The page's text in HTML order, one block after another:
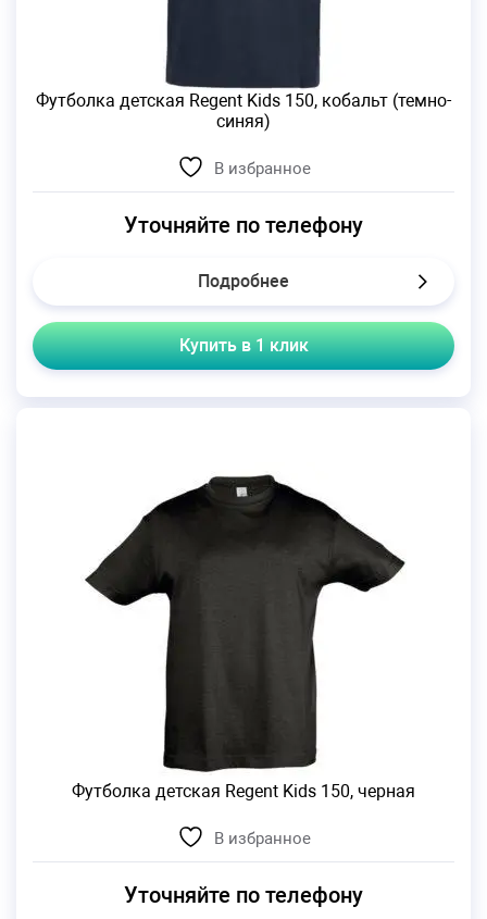
Футболка детская Regent Kids 150, кобальт (темно-
синяя)
В избранное
Уточняйте по телефону
Подробнее
Купить в 1 клик
Футболка детская Regent Kids 150, черная
В избранное
Уточняйте по телефону